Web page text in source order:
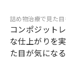
詰め物治療で見た
コンポジット
な仕上がりを
た目が気にな